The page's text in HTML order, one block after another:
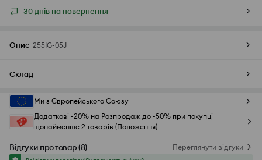
30 днів на повернення
Опис 255IG-05J
Склад
Ми з Європейського Союзу
Додаткові -20% на Розпродаж до -50% при покупці
щонайменше 2 товарів (Положення)
Відгуки про товар(8) Переглянути відгуки